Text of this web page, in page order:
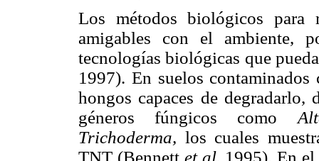
Los métodos biológicos para
amigables con el ambiente,
tecnologías biológicas que
1997). En suelos
hongos capaces de
géneros fúngicos como
Trichoderma, los cuales